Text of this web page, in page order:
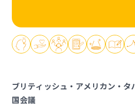
ブリティッシュ・アメリカン・
国会議